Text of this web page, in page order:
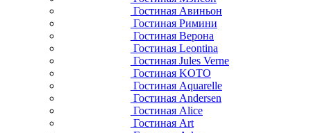
Гостиная Авиньон
Гостиная Римини
Гостиная Верона
Гостиная Leontina
Гостиная Jules Verne
Гостиная KOTO
Гостиная Aquarelle
Гостиная Andersen
Гостиная Alice
Гостиная Art